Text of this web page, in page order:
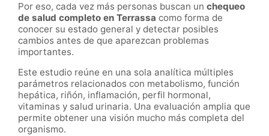
Por eso, cada vez más personas buscan un chequeo
de salud completo en Terrassa como forma de
conocer su estado general y detectar posibles
cambios antes de que aparezcan problemas
importantes.
Este estudio reúne en una sola analítica múltiples
parámetros relacionados con metabolismo, función
hepática, riñón, inflamación, perfil hormonal,
vitaminas y salud urinaria. Una evaluación amplia que
permite obtener una visión mucho más completa del
organismo.